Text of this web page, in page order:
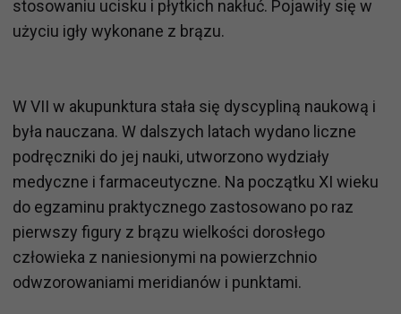
stosowaniu ucisku i płytkich nakłuć. Pojawiły się w
użyciu igły wykonane z brązu.
W VII w akupunktura stała się dyscypliną naukową i
była nauczana. W dalszych latach wydano liczne
podręczniki do jej nauki, utworzono wydziały
medyczne i farmaceutyczne. Na początku XI wieku
do egzaminu praktycznego zastosowano po raz
pierwszy figury z brązu wielkości dorosłego
człowieka z naniesionymi na powierzchnio
odwzorowaniami meridianów i punktami.